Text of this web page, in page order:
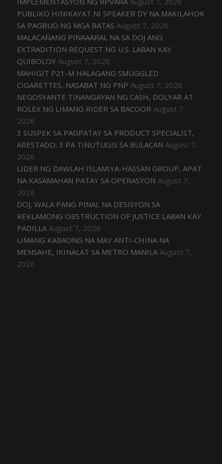
PUBLIKO HINIKAYAT NI SPEAKER DY NA MAKILAHOK
SA PAGBUO NG MGA BATAS August 7, 2026
MALACAÑANG PINAAARAL NA SA DOJ ANG
EXTRADITION REQUEST NG U.S. LABAN KAY
QUIBOLOY August 7, 2026
MAHIGIT P21-M HALAGANG SMUGGLED
CIGARETTES, NASABAT NG PNP August 7, 2026
NEGOSYANTE TINANGAYAN NG CASH, DOLYAR AT
ROLEX NG LIMANG RIDER SA BACOOR August 7,
2026
3 SUSPEK SA PAGPATAY SA PRODUCT SPECIALIST,
ARESTADO; 3 PA TINUTUGIS SA BULACAN August 7,
2026
LIDER NG DAWLAH ISLAMIYA-HASSAN GROUP, APAT
NA KASAMAHAN PATAY SA OPERASYON August 7,
2026
DOJ, WALA PANG PINAL NA DESISYON SA
REKLAMONG OBSTRUCTION OF JUSTICE LABAN KAY
PADILLA August 7, 2026
LIMANG KABAONG NA MAY ANTI-CHINA NA
MENSAHE, IKINALAT SA METRO MANILA August 7,
2026